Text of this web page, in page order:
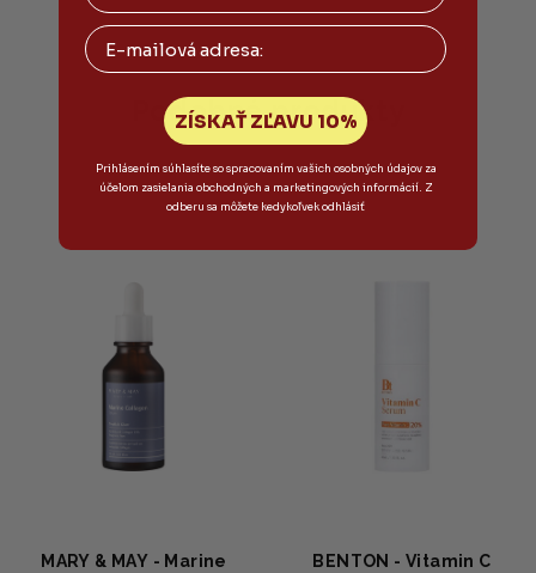
Podobné produkty
MARY & MAY - Marine
BENTON - Vitamin C
Email
ZÍSKAŤ ZĽAVU 10%
Prihlásením súhlasíte so spracovaním vašich osobných údajov za
účelom zasielania obchodných a marketingových informácií. Z
odberu sa môžete kedykoľvek odhlásiť